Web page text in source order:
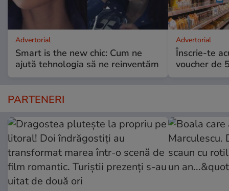
Advertorial
Smart is the new chic: Cum ne
ajută tehnologia să ne reinventăm
Advertorial
Înscrie-te
voucher de
PARTENERI